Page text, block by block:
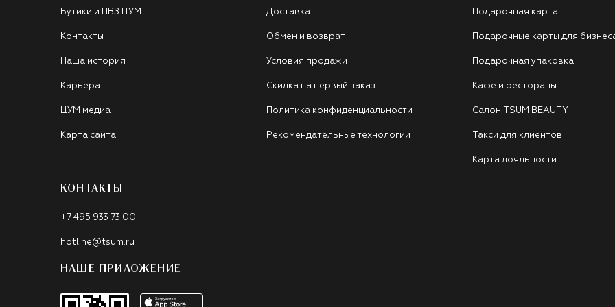
Бутики и ПВЗ ЦУМ
Контакты
Наша история
Карьера
ЦУМ медиа
Карта сайта
Доставка
Обмен и возврат
Условия продажи
Скидка на первый заказ
Политика конфиденциальности
Рекомендательные технологии
Подарочная карта
Подарочные карты для
Подарочная упаковка
Кафе и рестораны
Салон TSUM BEAUTY
Такси для клиентов
Карта лояльности
КОНТАКТЫ
+7 495 933 73 00
hotline@tsum.ru
НАШЕ ПРИЛОЖЕНИЕ